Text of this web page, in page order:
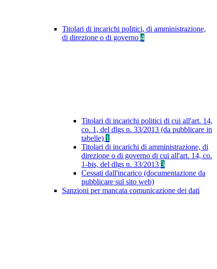
Titolari di incarichi politici, di amministrazione,
di direzione o di governo 4
Titolari di incarichi politici di cui all'art. 14,
co. 1, del dlgs n. 33/2013 (da pubblicare in
tabelle) 1
Titolari di incarichi di amministrazione, di
direzione o di governo di cui all'art. 14, co.
1-bis, del dlgs n. 33/2013 3
Cessati dall'incarico (documentazione da
pubblicare sul sito web)
Sanzioni per mancata comunicazione dei dati